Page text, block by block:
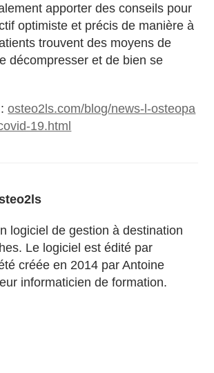
apporter des conseils pour
optimiste et précis de manière à
trouvent des moyens de
décompresser et de bien se
:osteo2ls.com/blog/news-l-osteopa
19.html
logiciel de gestion à destination
Le logiciel est édité par
créée en 2014 par Antoine
informaticien de formation.